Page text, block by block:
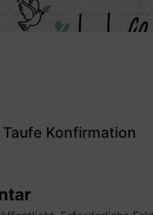
Konfirmation